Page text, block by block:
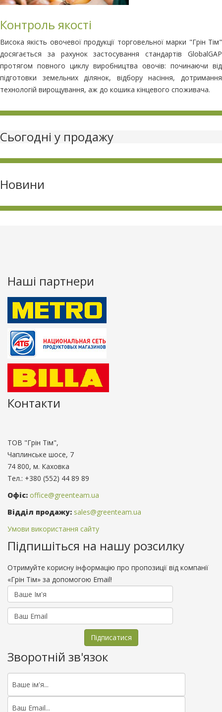
Контроль якості
Висока якість овочевої продукції торговельної марки "Грін Тім"
досягається за рахунок застосування стандартів GlobalGAP
протягом повного циклу виробництва овочів: починаючи від
підготовки земельних ділянок, відбору насіння, дотримання
технологій вирощування, аж до кошика кінцевого споживача.
Сьогодні у продажу
Новини
Наші партнери
Контакти
ТОВ "Грін Тім",
Чаплинське шосе, 7
74 800, м. Каховка
Teл.: +380 (552) 44 89 89
Офіс: office@greenteam.ua
Відділ продажу: sales@greenteam.ua
Умови використання сайту
Підпишіться на нашу розсилку
Отримуйте корисну інформацію про пропозиції від компанії
«Грін Тім» за допомогою Email!
Зворотній зв'язок